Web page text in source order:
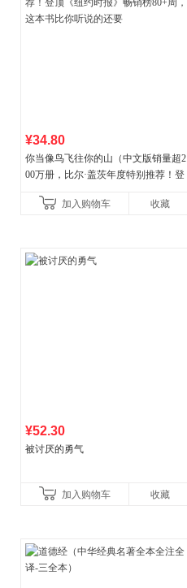
¥34.80
你当像鸟飞往你的山（中文版销量超2
00万册，比尔·盖茨年度特别推荐！登
比你听说的还要
加入购物车 收藏
¥52.30
被讨厌的勇气
加入购物车 收藏